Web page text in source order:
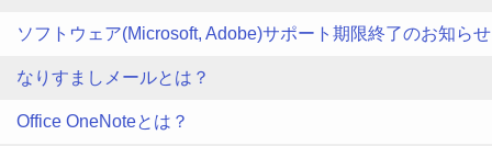
ソフトウェア(Microsoft, Adobe)サポート期限終了のお知らせ
なりすましメールとは？
Office OneNoteとは？